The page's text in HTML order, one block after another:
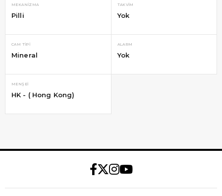
MEKANIZMA
Pilli
TAKVIM
Yok
CAM TIPI
Mineral
ALARM
Yok
MENŞEI
HK - ( Hong Kong)